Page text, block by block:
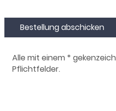
Bestellung abschicken
Alle mit einem *
Pflichtfelder.